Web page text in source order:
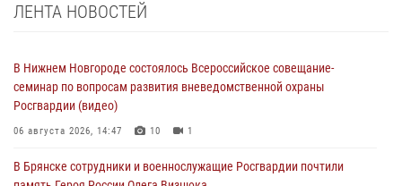
ЛЕНТА НОВОСТЕЙ
В Нижнем Новгороде состоялось Всероссийское совещание-
семинар по вопросам развития вневедомственной охраны
Росгвардии (видео)
06 августа 2026, 14:47 10 1
В Брянске сотрудники и военнослужащие Росгвардии почтили